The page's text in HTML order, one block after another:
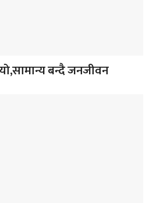
बन्दै जनजीवन